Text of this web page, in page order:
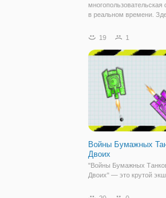
многопользовательская
в реальном времени.
Основной геймплей
кланами. Как и в любой
19 1
Войны Бумажных
Двоих
"Войны Бумажных
Двоих" — это крутой
танка и сотрут в